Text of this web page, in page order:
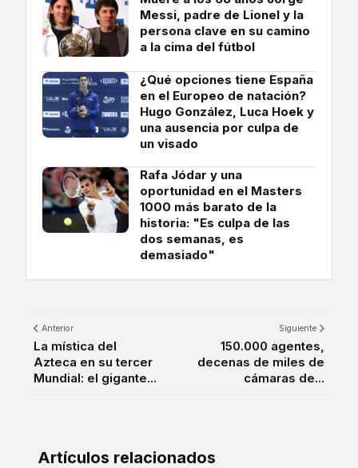
Messi, padre de Lionel y la
persona clave en su camino
a la cima del fútbol
¿Qué opciones tiene España
en el Europeo de natación?
Hugo González, Luca Hoek y
una ausencia por culpa de
un visado
Rafa Jódar y una
oportunidad en el Masters
1000 más barato de la
historia: "Es culpa de las
dos semanas, es
demasiado"
Anterior
La mística del
Azteca en su tercer
Mundial: el gigante...
Siguiente
150.000 agentes,
decenas de miles de
cámaras de...
Artículos relacionados